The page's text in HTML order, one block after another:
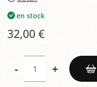
en stock
32,00 €
- +